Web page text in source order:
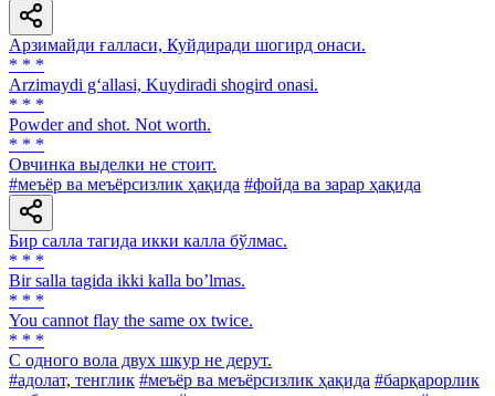
Арзимайди ғалласи, Куйдиради шогирд онаси.
* * *
Arzimaydi g‘allasi, Kuydiradi shogird onasi.
* * *
Powder and shot. Not worth.
* * *
Овчинка выделки не стоит.
#меъёр ва меъёрсизлик ҳақида #фойда ва зарар ҳақида
Бир салла тагида икки калла бўлмас.
* * *
Bir salla tagida ikki kalla boʼlmas.
* * *
You cannot flay the same ox twice.
* * *
С одного вола двух шкур не дерут.
#адолат, тенглик #меъёр ва меъёрсизлик ҳақида #барқарорлик